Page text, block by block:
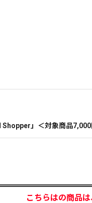
Shopper」＜対象商品
こちらはの商品は